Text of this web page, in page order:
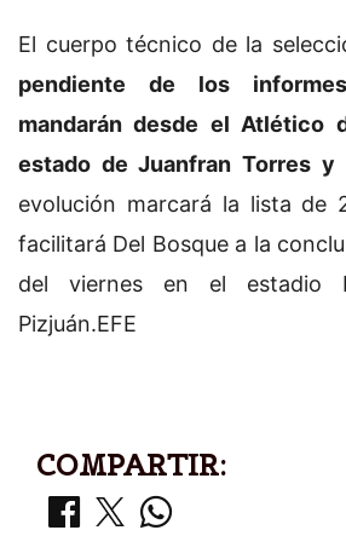
El cuerpo técnico de la
pendiente de los
mandarán desde el Atlético
estado de Juanfran Torres y
evolución marcará la lista de
facilitará Del Bosque a la
del viernes en el estadio
Pizjuán.EFE
COMPARTIR: